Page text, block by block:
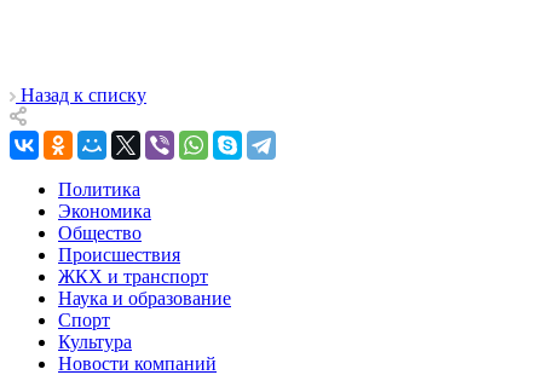
Назад к списку
Политика
Экономика
Общество
Происшествия
ЖКХ и транспорт
Наука и образование
Спорт
Культура
Новости компаний